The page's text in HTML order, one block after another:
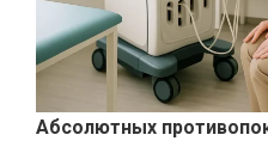
Абсолютных